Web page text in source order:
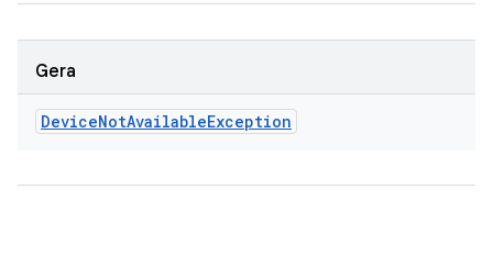
Gera
DeviceNotAvailableException